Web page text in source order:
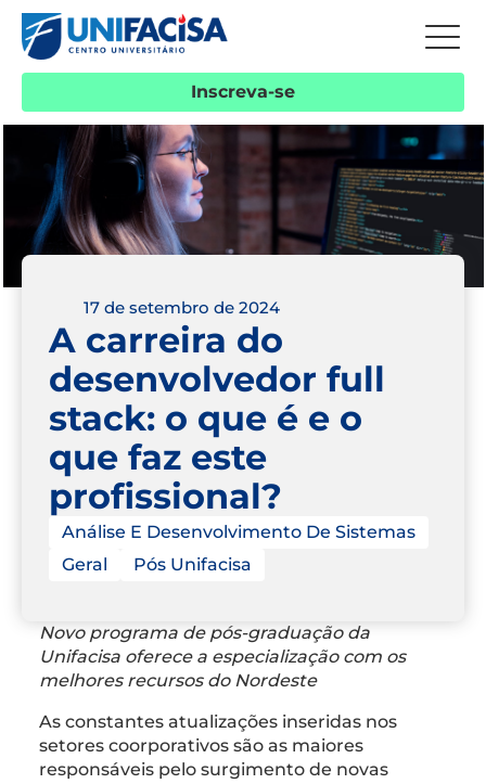
Inscreva-se
17 de setembro de 2024
A carreira do
desenvolvedor full
stack: o que é e o
que faz este
profissional?
Análise E Desenvolvimento De Sistemas
Geral
Pós Unifacisa
Novo programa de pós-graduação da
Unifacisa oferece a especialização com os
melhores recursos do Nordeste
As constantes atualizações inseridas nos
setores coorporativos são as maiores
responsáveis pelo surgimento de novas